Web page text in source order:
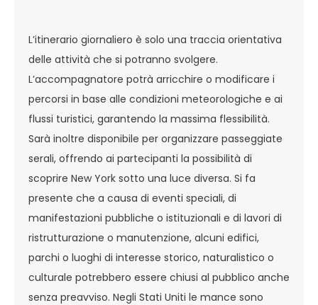
L’itinerario giornaliero è solo una traccia orientativa
delle attività che si potranno svolgere.
L’accompagnatore potrà arricchire o modificare i
percorsi in base alle condizioni meteorologiche e ai
flussi turistici, garantendo la massima flessibilità.
Sarà inoltre disponibile per organizzare passeggiate
serali, offrendo ai partecipanti la possibilità di
scoprire New York sotto una luce diversa. Si fa
presente che a causa di eventi speciali, di
manifestazioni pubbliche o istituzionali e di lavori di
ristrutturazione o manutenzione, alcuni edifici,
parchi o luoghi di interesse storico, naturalistico o
culturale potrebbero essere chiusi al pubblico anche
senza preavviso. Negli Stati Uniti le mance sono